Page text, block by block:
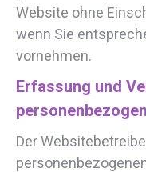
Website ohne
wenn Sie
vornehmen.
Erfassung und
Der